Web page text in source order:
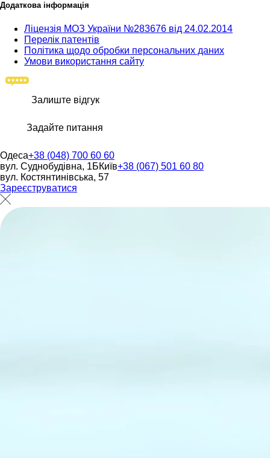
Додаткова інформація
Ліцензія МОЗ України №283676 від 24.02.2014
Перелік патентів
Політика щодо обробки персональних даних
Умови використання сайту
Залиште відгук
Задайте питання
Одеса+38 (048) 700 60 60
вул. Суднобудівна, 1БКиїв+38 (067) 501 60 80
вул. Костянтинівська, 57
Зареєструватися